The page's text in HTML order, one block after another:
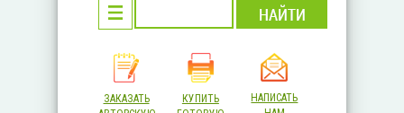
ЗАКАЗАТЬ
КУПИТЬ
НАПИСАТЬ